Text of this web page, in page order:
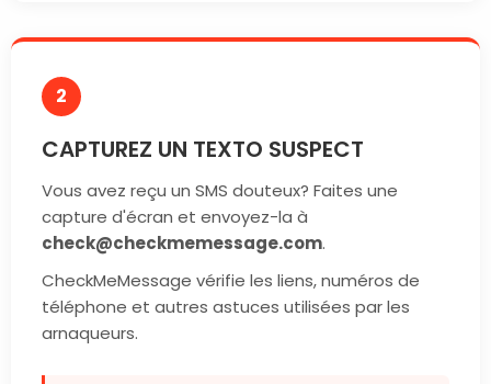
2
CAPTUREZ UN TEXTO SUSPECT
Vous avez reçu un SMS douteux? Faites une
capture d'écran et envoyez-la à
check@checkmemessage.com.
CheckMeMessage vérifie les liens, numéros de
téléphone et autres astuces utilisées par les
arnaqueurs.